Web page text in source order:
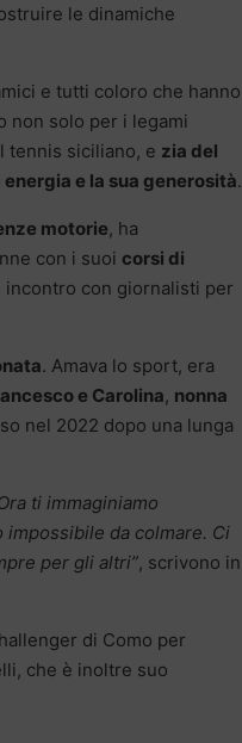
le dinamiche
e tutti coloro che hanno
non solo per i legami
tennis siciliano, e zia del
e la sua generosità.
motorie, ha
con i suoi corsi di
incontro con giornalisti per
. Amava lo sport, era
e Carolina, nonna
nel 2022 dopo una lunga
ti immaginiamo
impossibile da colmare. Ci
per gli altri”, scrivono in
di Como per
che è inoltre suo